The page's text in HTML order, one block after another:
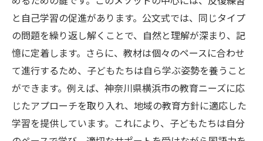
と自己学習の促進があります。公文式では、同じタイプ
の問題を繰り返し解くことで、自然と理解が深まり、記
憶に定着します。さらに、教材は個々のペースに合わせ
て進行するため、子どもたちは自ら学ぶ姿勢を養うこと
ができます。例えば、神奈川県横浜市の教育ニーズに応
じたアプローチを取り入れ、地域の教育方針に適応した
学習を提供しています。これにより、子どもたちは自分